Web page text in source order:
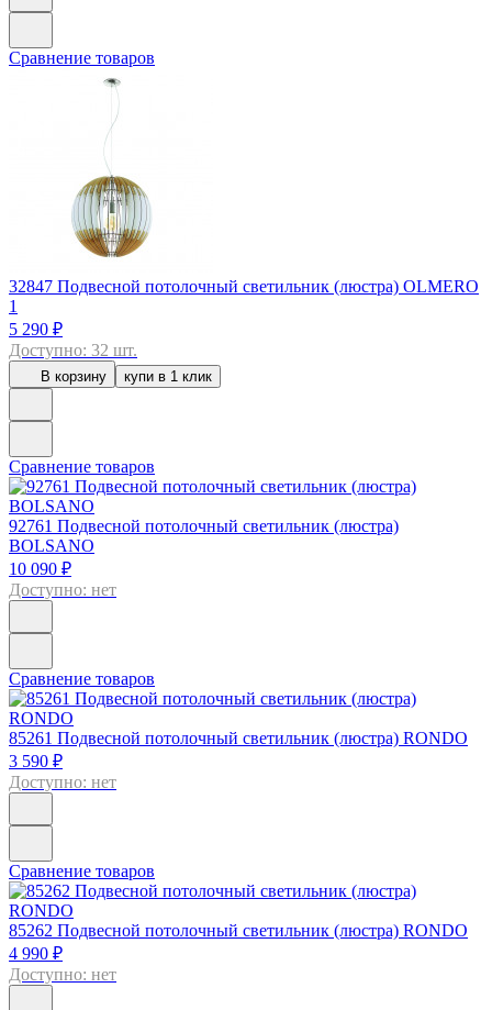
Сравнение товаров
32847 Подвесной потолочный светильник (люстра) OLMERO
1
5 290 ₽
Доступно: 32 шт.
В корзину купи в 1 клик
Сравнение товаров
92761 Подвесной потолочный светильник (люстра)
BOLSANO
10 090 ₽
Доступно: нет
Сравнение товаров
85261 Подвесной потолочный светильник (люстра) RONDO
3 590 ₽
Доступно: нет
Сравнение товаров
85262 Подвесной потолочный светильник (люстра) RONDO
4 990 ₽
Доступно: нет